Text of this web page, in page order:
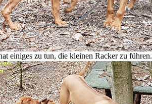
einiges zu tun, die kleinen Racker zu